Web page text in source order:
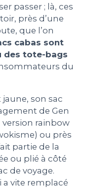
passer ; là, ces
près d’une
que l’on
cabas sont
des tote-bags
du
son sac
de Gen
version rainbow
ou près
partie de la
ou plié à côté
de voyage.
a vite remplacé